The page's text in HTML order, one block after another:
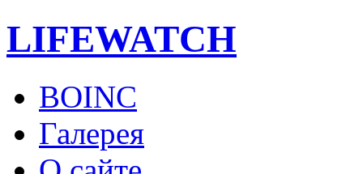
LIFEWATCH
BOINC
Галерея